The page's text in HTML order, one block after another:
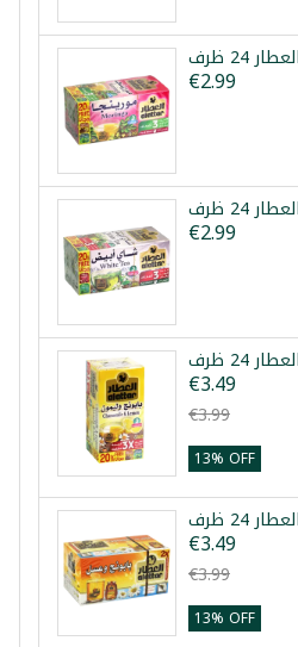
24 ظرف
€2.99
24 ظرف
€2.99
24 ظرف
€3.49
€3.99
13% OFF
24 ظرف
€3.49
€3.99
13% OFF